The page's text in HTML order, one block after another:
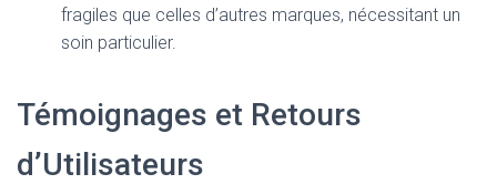
fragiles que celles d’autres marques, nécessitant un
soin particulier.
Témoignages et Retours
d’Utilisateurs